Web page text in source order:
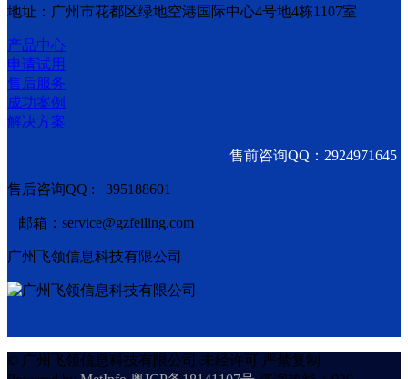
地址：广州市花都区绿地空港国际中心4号地4栋1107室
产品中心
申请试用
售后服务
成功案例
解决方案
售前咨询QQ：2924971645
售后咨询QQ : 395188601
邮箱：service@gzfeiling.com
广州飞领信息科技有限公司
© 广州飞领信息科技有限公司 未经许可 严禁复制